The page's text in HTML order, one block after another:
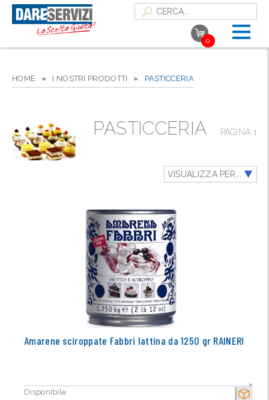
0
HOME » I NOSTRI PRODOTTI » PASTICCERIA
PASTICCERIA PAGINA 1
VISUALIZZA PER...
SECCO
Amarene sciroppate Fabbri lattina da 1250 gr RAINERI
Disponibile